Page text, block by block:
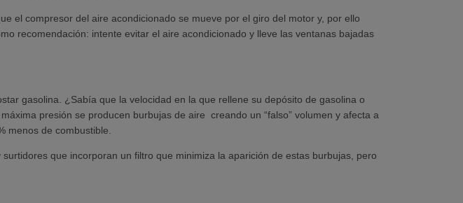
el compresor del aire acondicionado se mueve por el giro del motor y, por ello
recomendación: intente evitar el aire acondicionado y lleve las ventanas bajadas
gasolina. ¿Sabía que la velocidad en la que rellene su depósito de gasolina o
presión se producen burbujas de aire creando un “falso” volumen y afecta a
menos de combustible.
que incorporan un filtro que minimiza la aparición de estas burbujas, pero